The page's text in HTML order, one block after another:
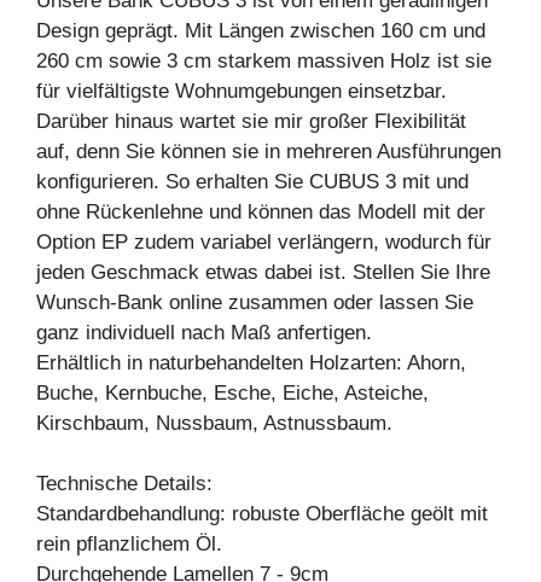
Design geprägt. Mit Längen zwischen 160 cm und
260 cm sowie 3 cm starkem massiven Holz ist sie
für vielfältigste Wohnumgebungen einsetzbar.
Darüber hinaus wartet sie mir großer Flexibilität
auf, denn Sie können sie in mehreren Ausführungen
konfigurieren. So erhalten Sie CUBUS 3 mit und
ohne Rückenlehne und können das Modell mit der
Option EP zudem variabel verlängern, wodurch für
jeden Geschmack etwas dabei ist. Stellen Sie Ihre
Wunsch-Bank online zusammen oder lassen Sie
ganz individuell nach Maß anfertigen.
Erhältlich in naturbehandelten Holzarten: Ahorn,
Buche, Kernbuche, Esche, Eiche, Asteiche,
Kirschbaum, Nussbaum, Astnussbaum.
Technische Details:
Standardbehandlung: robuste Oberfläche geölt mit
rein pflanzlichem Öl.
Durchgehende Lamellen 7 - 9cm